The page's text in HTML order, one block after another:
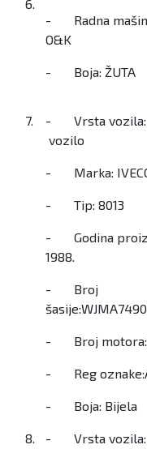
6.
- Radna
O&K
- Boja: ŽUTA
7.
- Vrsta vozila:
vozilo
- Marka:
- Tip: 8013
- Godina
1988.
- Broj
- Broj
- Reg
- Boja: Bijela
8.
- Vrsta vozila: